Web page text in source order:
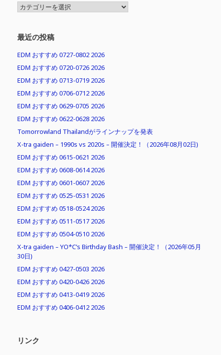
MENU
最近の投稿
EDM おすすめ 0727-0802 2026
EDM おすすめ 0720-0726 2026
EDM おすすめ 0713-0719 2026
EDM おすすめ 0706-0712 2026
EDM おすすめ 0629-0705 2026
EDM おすすめ 0622-0628 2026
Tomorrowland Thailandがラインナップを発表
X-tra gaiden – 1990s vs 2020s – 開催決定！（2026年08月02日)
EDM おすすめ 0615-0621 2026
EDM おすすめ 0608-0614 2026
EDM おすすめ 0601-0607 2026
EDM おすすめ 0525-0531 2026
EDM おすすめ 0518-0524 2026
EDM おすすめ 0511-0517 2026
EDM おすすめ 0504-0510 2026
X-tra gaiden – YO*C’s Birthday Bash – 開催決定！（2026年05月
30日)
EDM おすすめ 0427-0503 2026
EDM おすすめ 0420-0426 2026
EDM おすすめ 0413-0419 2026
EDM おすすめ 0406-0412 2026
リンク